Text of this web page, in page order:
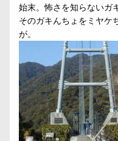
始末。怖さを知らないガ
そのガキんちょをミヤケ
が。